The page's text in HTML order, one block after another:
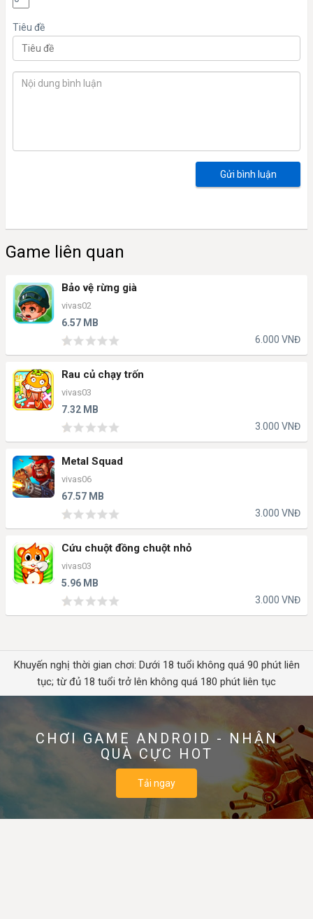
Tiêu đề
Gửi bình luận
Game liên quan
Bảo vệ rừng già
vivas02
6.57 MB
6.000 VNĐ
Rau củ chạy trốn
vivas03
7.32 MB
3.000 VNĐ
Metal Squad
vivas06
67.57 MB
3.000 VNĐ
Cứu chuột đồng chuột nhỏ
vivas03
5.96 MB
3.000 VNĐ
Khuyến nghị thời gian chơi: Dưới 18 tuổi không quá 90 phút liên
tục; từ đủ 18 tuổi trở lên không quá 180 phút liên tục
CHƠI GAME ANDROID - NHẬN
QUÀ CỰC HOT
Tải ngay